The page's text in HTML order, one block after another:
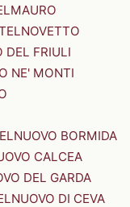
DEL FRIULI
NE' MONTI
BORMIDA
CALCEA
DEL GARDA
DI CEVA